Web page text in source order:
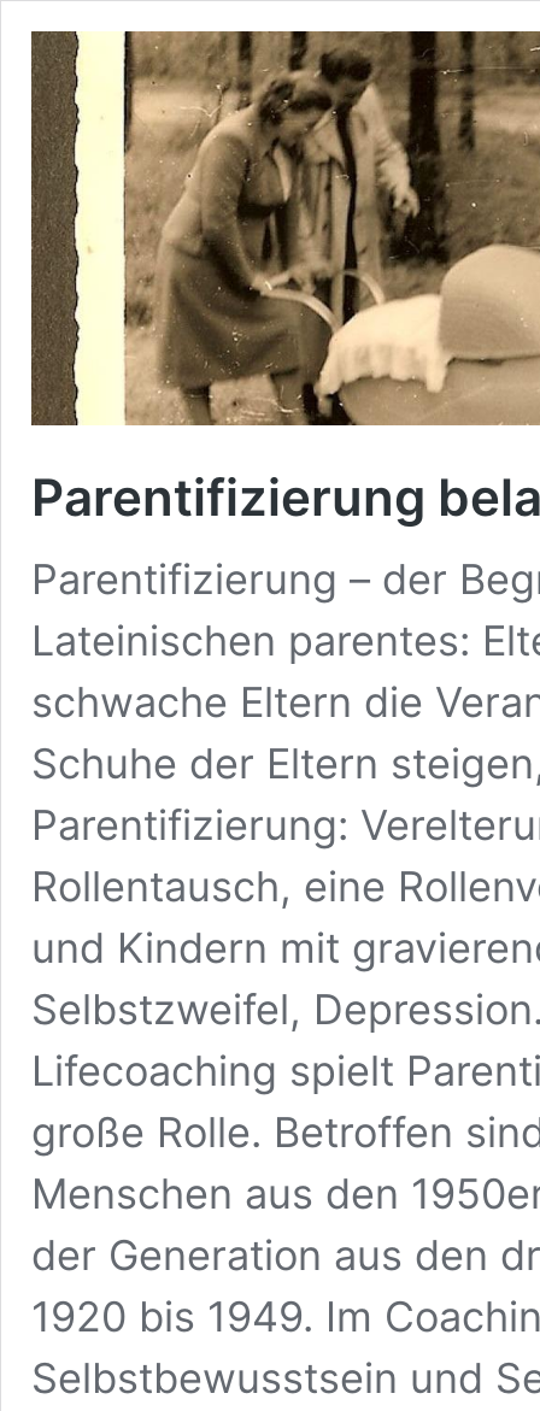
Parentifizierung
Parentifizierung – der
Lateinischen parentes:
schwache Eltern die
Schuhe der Eltern
Parentifizierung:
Rollentausch, eine
und Kindern mit
Selbstzweifel,
Lifecoaching spielt
große Rolle. Betroffen
Menschen aus den
der Generation aus den
1920 bis 1949. Im
Selbstbewusstsein und